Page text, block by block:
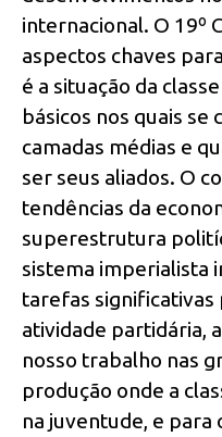
internacional. O 19º
aspectos chaves
é a situação da
básicos nos quais se
camadas médias e
ser seus aliados. O
tendências da
superestrutura
sistema imperialista
tarefas significativas
atividade partidária,
nosso trabalho nas
produção onde a
na juventude, e